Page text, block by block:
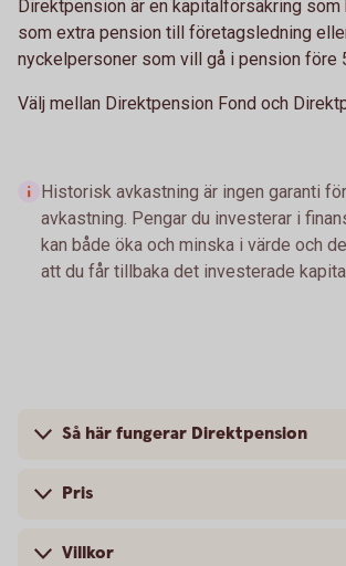
Direktpension är en kapitalförsäkring som
som extra pension till företagsledning
nyckelpersoner som vill gå i pension före
Välj mellan Direktpension Fond och
Historisk avkastning är ingen garanti
avkastning. Pengar du investerar i
kan både öka och minska i värde och
att du får tillbaka det investerade
Så här fungerar Direktpension
Pris
Villkor